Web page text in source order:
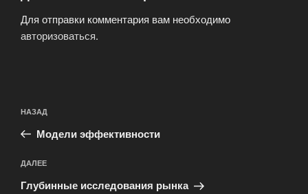
Для отправки комментария вам необходимо
авторизоваться.
по
записям
Предыдущая
запись:
НАЗАД
Модели эффективности
Следующая
запись
ДАЛЕЕ
Глубинные исследования рынка